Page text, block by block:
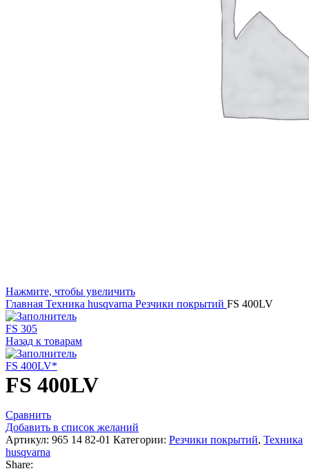
Нажмите, чтобы увеличить
Главная Техника husqvarna Резчики покрытий FS 400LV
FS 305
Назад к товарам
FS 400LV*
FS 400LV
Сравнить
Добавить в список желаний
Артикул: 965 14 82-01 Категории: Резчики покрытий, Техника
husqvarna
Share: